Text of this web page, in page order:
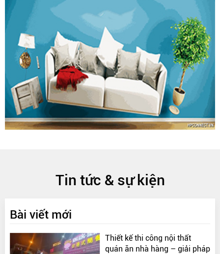
Tin tức & sự kiện
Bài viết mới
Thiết kế thi công nội thất
quán ăn nhà hàng – giải pháp